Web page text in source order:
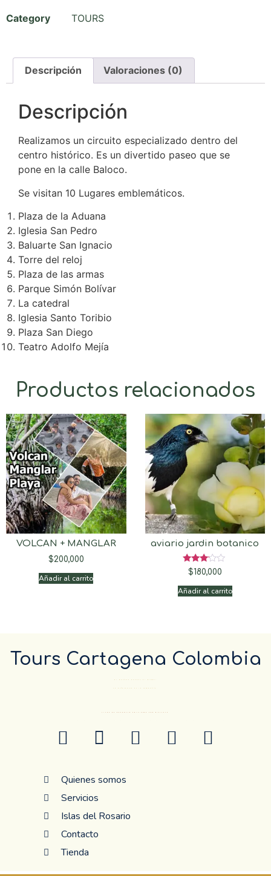
Category TOURS
Descripción Valoraciones (0)
Descripción
Realizamos un circuito especializado dentro del
centro histórico. Es un divertido paseo que se
pone en la calle Baloco.
Se visitan 10 Lugares emblemáticos.
Plaza de la Aduana
Iglesia San Pedro
Baluarte San Ignacio
Torre del reloj
Plaza de las armas
Parque Simón Bolívar
La catedral
Iglesia Santo Toribio
Plaza San Diego
Teatro Adolfo Mejía
Productos relacionados
VOLCAN + MANGLAR
$200,000
Añadir al carrito
aviario jardin botanico
Valorado
con
3.00
de 5
$180,000
Añadir al carrito
Tours Cartagena Colombia
Quienes somos
Servicios
Islas del Rosario
Contacto
Tienda